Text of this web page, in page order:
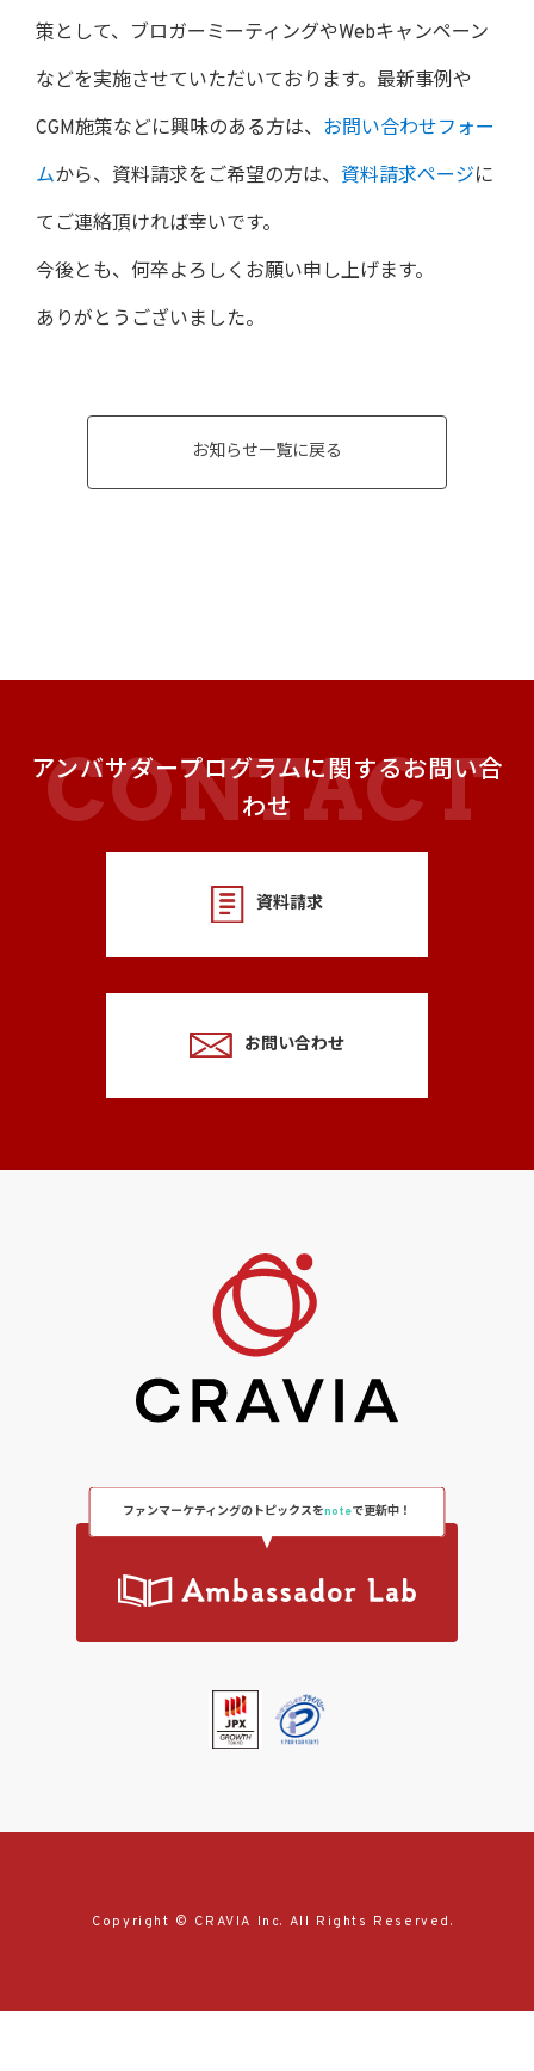
策として、ブロガーミーティングやWebキャンペーン
などを実施させていただいております。最新事例や
CGM施策などに興味のある方は、 お問い合わせフォー
ムから、資料請求をご希望の方は、 資料請求ページに
てご連絡頂ければ幸いです。
今後とも、何卒よろしくお願い申し上げます。
ありがとうございました。
お知らせ一覧に戻る
アンバサダープログラムに関するお問い合
わせ
資料請求
お問い合わせ
ファンマーケティングのトピックスをnoteで更新中！
Copyright © CRAVIA Inc. All Rights Reserved.